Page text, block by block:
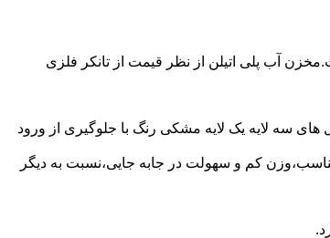
آب پلی اتیلن از نظر قیمت از تانکر فلزی
سه لایه یک لایه مشکی رنگ با جلوگیری از ورود
کم و سهولت در جابه جایی،نسبت به دیگر